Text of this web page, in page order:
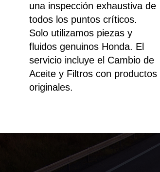
una inspección exhaustiva de
todos los puntos críticos.
Solo utilizamos piezas y
fluidos genuinos Honda. El
servicio incluye el Cambio de
Aceite y Filtros con productos
originales.